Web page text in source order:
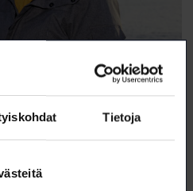
Tietoja
Eveliina Muuri, 27,
tutkimisesta jo lukiossa.